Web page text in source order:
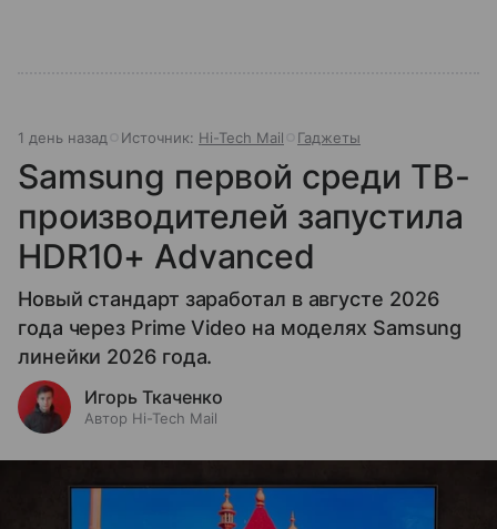
1 день назад Источник: Hi-Tech Mail Гаджеты
Samsung первой среди ТВ-
производителей запустила
HDR10+ Advanced
Новый стандарт заработал в августе 2026
года через Prime Video на моделях Samsung
линейки 2026 года.
Игорь Ткаченко
Автор Hi-Tech Mail